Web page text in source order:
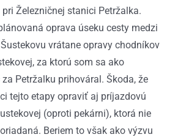
Železničnej stanici Petržalka.
oprava úseku cesty medzi
vrátane opravy chodníkov
za ktorú som sa ako
Petržalku prihováral. Škoda, že
tejto etapy opraviť aj príjazdovú
(oproti pekárni), ktorá nie
Beriem to však ako výzvu